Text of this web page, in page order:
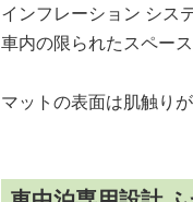
インフレーション シス
車内の限られたスペー
マットの表面は肌触り